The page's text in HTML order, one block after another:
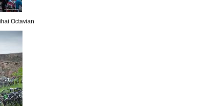
Octavian